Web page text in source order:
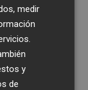
de
medir
y
de